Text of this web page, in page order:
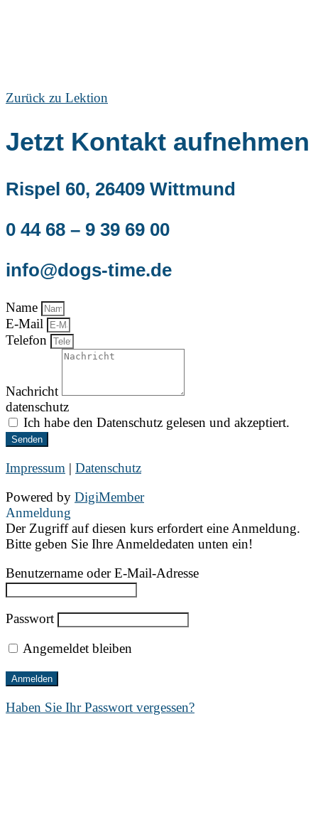
Zurück zu Lektion
Jetzt Kontakt aufnehmen
Rispel 60, 26409 Wittmund
0 44 68 – 9 39 69 00
info@dogs-time.de
Name
E-Mail
Telefon
Nachricht
datenschutz
Ich habe den Datenschutz gelesen und akzeptiert.
Senden
Impressum | Datenschutz
Powered by DigiMember
Anmeldung
Der Zugriff auf diesen kurs erfordert eine Anmeldung.
Bitte geben Sie Ihre Anmeldedaten unten ein!
Benutzername oder E-Mail-Adresse
Passwort
Angemeldet bleiben
Haben Sie Ihr Passwort vergessen?